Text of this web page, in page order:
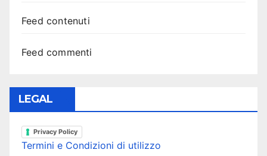
Feed contenuti
Feed commenti
LEGAL
Privacy Policy
Termini e Condizioni di utilizzo